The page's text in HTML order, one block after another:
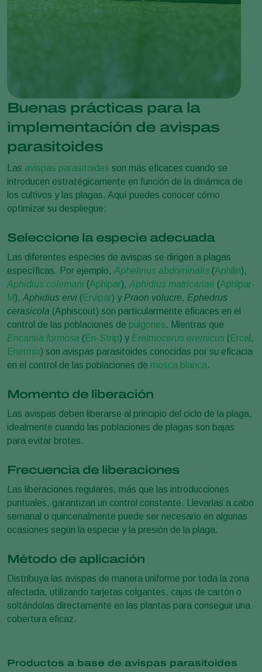
Buenas prácticas para la
implementación de avispas
parasitoides
Las avispas parasitoides son más eficaces cuando se
introducen estratégicamente en función de la dinámica de
los cultivos y las plagas. Aquí puedes conocer cómo
optimizar su despliegue:
Seleccione la especie adecuada
Las diferentes especies de avispas se dirigen a plagas
específicas. Por ejemplo, Aphelinus abdominalis (Aphilin),
Aphidius colemani (Aphipar), Aphidius matricariae (Aphipar-
M), Aphidius ervi (Ervipar) y Praon volucre, Ephedrus
cerasicola (Aphiscout) son particularmente eficaces en el
control de las poblaciones de pulgones. Mientras que
Encarsia formosa (En-Strip) y Eretmocerus eremicus (Ercal ,
Enermix) son avispas parasitoides conocidas por su eficacia
en el control de las poblaciones de mosca blanca.
Momento de liberación
Las avispas deben liberarse al principio del ciclo de la plaga,
idealmente cuando las poblaciones de plagas son bajas
para evitar brotes.
Frecuencia de liberaciones
Las liberaciones regulares, más que las introducciones
puntuales, garantizan un control constante. Llevarlas a cabo
semanal o quincenalmente puede ser necesario en algunas
ocasiones según la especie y la presión de la plaga.
Método de aplicación
Distribuya las avispas de manera uniforme por toda la zona
afectada, utilizando tarjetas colgantes, cajas de cartón o
soltándolas directamente en las plantas para conseguir una
cobertura eficaz.
Productos a base de avispas parasitoides